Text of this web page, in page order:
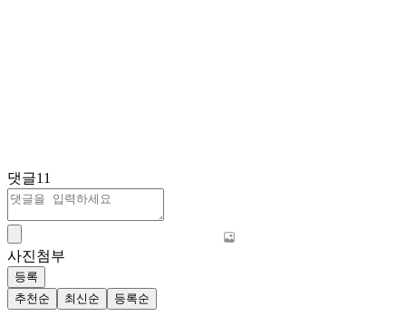
댓글11
사진첨부
등록
추천순
최신순 등록순